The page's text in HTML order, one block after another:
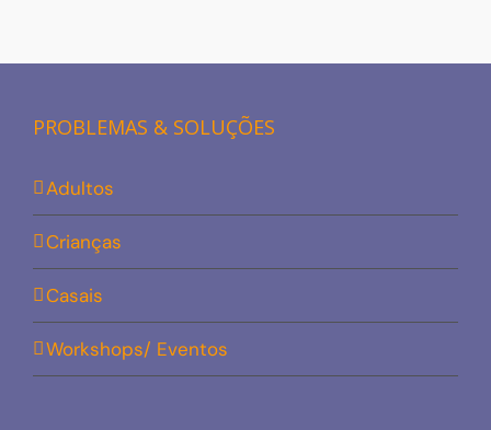
PROBLEMAS & SOLUÇÕES
Adultos
Crianças
Casais
Workshops/ Eventos